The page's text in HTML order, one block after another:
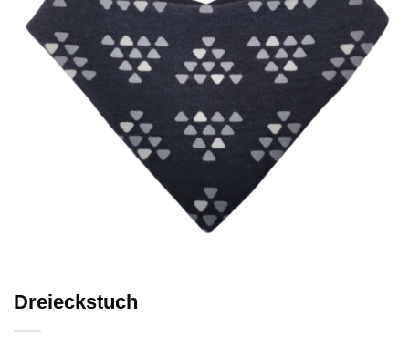
Dreieckstuch